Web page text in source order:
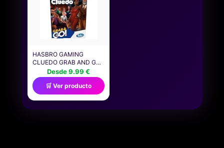
HASBRO GAMING
CLUEDO GRAB AND GO,
JUEGOS PORTÁTILES DE
VIAJE PARA 3 A 6
JUGADORES, JUGUETE
DE ESTRATEGIA PARA
MESA, FIESTAS CON
AMIGOS, REGALO PARA
Desde 9.99 €
🛒 Ver producto